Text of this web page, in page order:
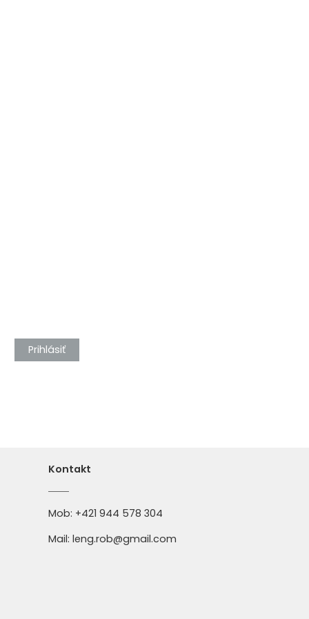
Prihlásiť
Kontakt
Mob: +421 944 578 304
Mail: leng.rob@gmail.com